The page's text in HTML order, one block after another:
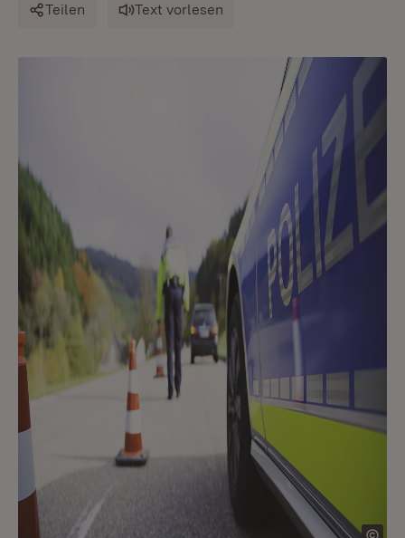
Teilen Text vorlesen